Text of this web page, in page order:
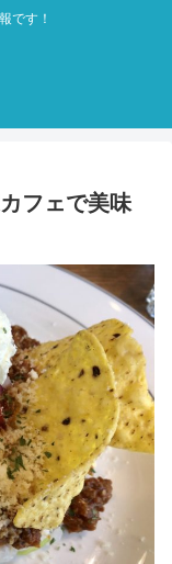
です！
フェで美味